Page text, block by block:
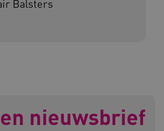
Balsters
nieuwsbrief